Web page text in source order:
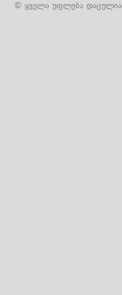
© ყველა უფლება დაცულია